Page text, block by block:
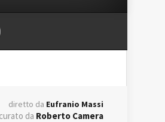
diretto da Eufranio Massi
da Roberto Camera